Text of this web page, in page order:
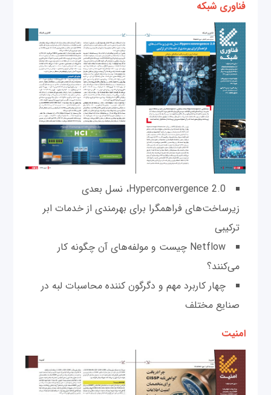
فناوری شبکه
Hyperconvergence 2.0، نسل بعدی
زیرساخت‌های فراهمگرا برای بهرمندی از خدمات ابر
ترکیبی
Netflow چیست و مولفه‌های آن چگونه کار
می‌کنند؟
چهار کاربرد مهم و دگرگون کننده محاسبات لبه در
صنایع مختلف
امنیت